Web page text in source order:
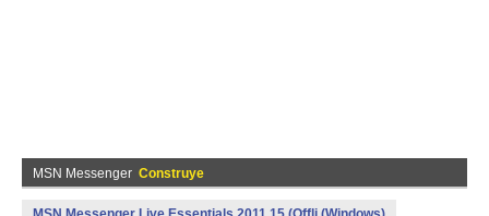
MSN Messenger Construye